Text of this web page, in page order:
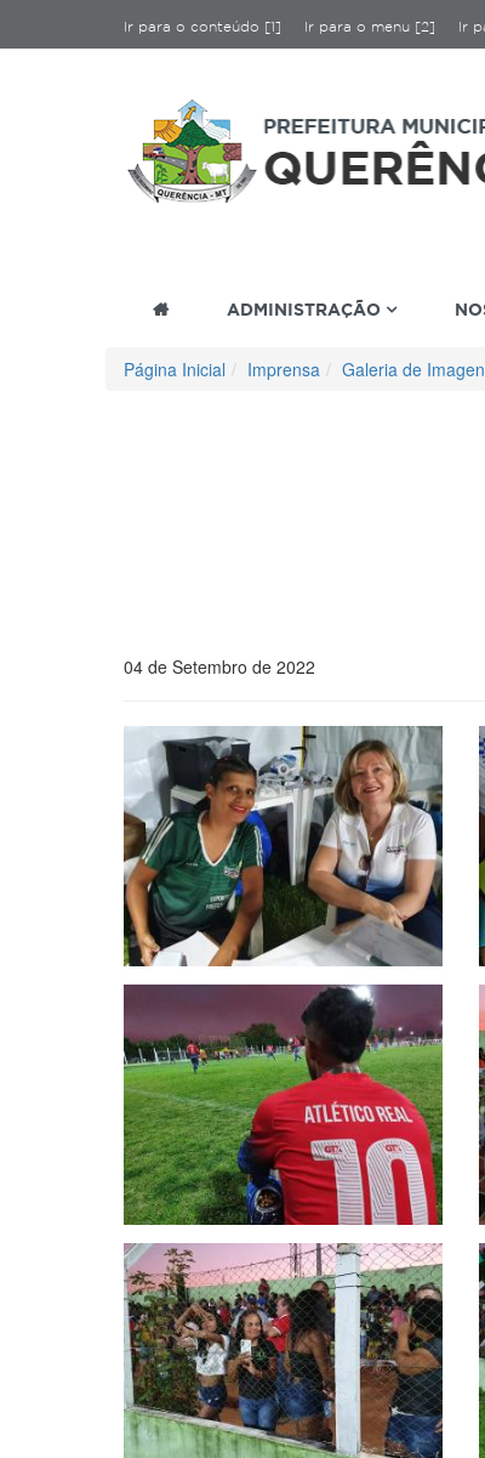
Ir para o conteúdo [1] Ir para o menu [2] Ir
ADMINISTRAÇÃO
Página Inicial Imprensa Galeria de
04 de Setembro de 2022